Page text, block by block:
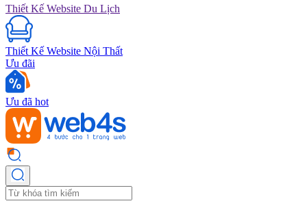
Thiết Kế Website Du Lịch
Thiết Kế Website Nội Thất
Ưu đãi
Ưu đã hot